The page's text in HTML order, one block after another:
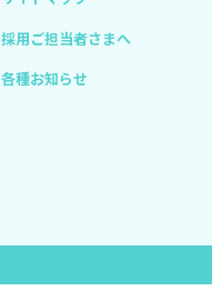
採用ご担当者さまへ
各種お知らせ